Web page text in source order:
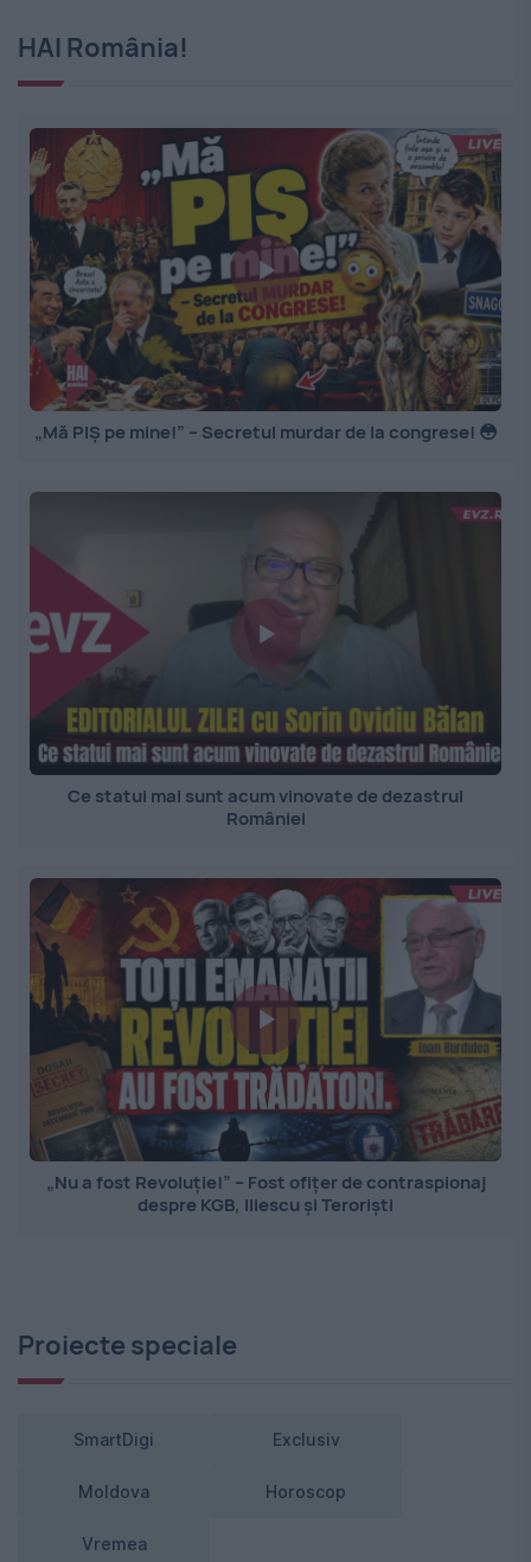
HAI România!
„Mă PIȘ pe mine!” – Secretul murdar de la congrese! 😳
Ce statui mai sunt acum vinovate de dezastrul
României
„Nu a fost Revoluție!” – Fost ofițer de contraspionaj
despre KGB, Iliescu și Teroriști
Proiecte speciale
SmartDigi Exclusiv
Moldova Horoscop
Vremea